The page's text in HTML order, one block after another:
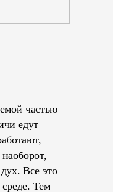
частью
едут
Все это
Тем